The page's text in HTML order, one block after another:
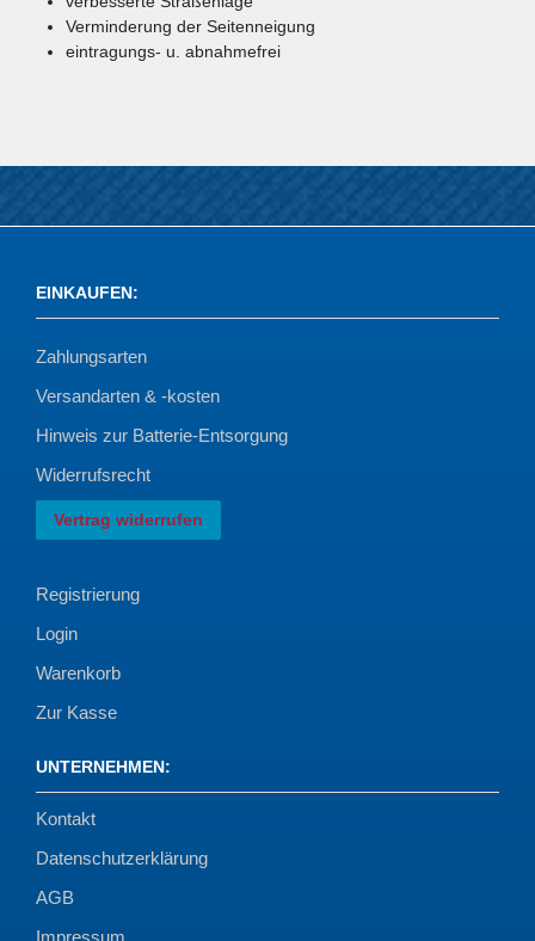
Verminderung der Seitenneigung
eintragungs- u. abnahmefrei
EINKAUFEN:
Zahlungsarten
Versandarten & -kosten
Hinweis zur Batterie-Entsorgung
Widerrufsrecht
Vertrag widerrufen
Registrierung
Login
Warenkorb
Zur Kasse
UNTERNEHMEN:
Kontakt
Datenschutzerklärung
AGB
Impressum